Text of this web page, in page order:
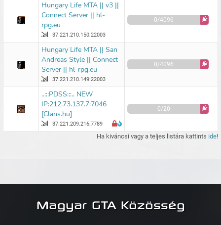
Hungary Life MTA || v3 ||
Connect Server || hl-
rpg.eu
37.221.210.150:22003
0/4096
Hungary Life MTA || San
Andreas Style || Connect
Server || hl-rpg.eu
37.221.210.149:22003
0/4096
..:::PDSS:::.. NEW
IP:212.73.137.7:7046
[Clans.hu]
37.221.209.216:7789
0/20
Ha kiváncsi vagy a teljes listára kattints ide!
Magyar GTA Közösség